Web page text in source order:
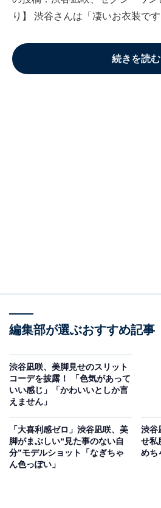
り】 渋谷さんは「凄いお衣装です
続きを読む
編集部が選ぶおすすめ記事
渋谷凪咲、美脚見せのスリット
コーデを披露！ 「色気があって
いい感じ」「かわいいとしか言
えません」
「大喜利感ゼロ」渋谷凪咲、美
脚がまぶしい“見た事のない自
分”モデルショット「なぎちゃ
ん色っぽい」
渋谷
せ私
めち